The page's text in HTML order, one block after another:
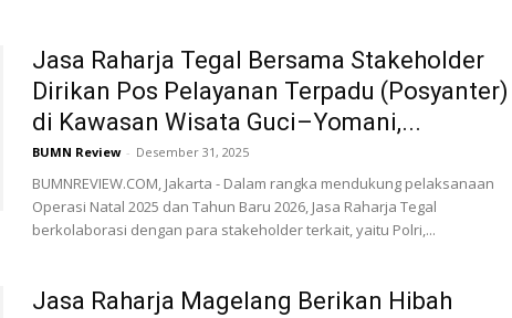
Jasa Raharja Tegal Bersama Stakeholder
Dirikan Pos Pelayanan Terpadu (Posyanter)
di Kawasan Wisata Guci–Yomani,...
BUMN Review - Desember 31, 2025
BUMNREVIEW.COM, Jakarta - Dalam rangka mendukung pelaksanaan
Operasi Natal 2025 dan Tahun Baru 2026, Jasa Raharja Tegal
berkolaborasi dengan para stakeholder terkait, yaitu Polri,...
Jasa Raharja Magelang Berikan Hibah